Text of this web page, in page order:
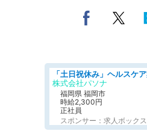
株式会社パソナ
福岡県 福岡市
時給2,300円
正社員
スポンサー：求人ボックス